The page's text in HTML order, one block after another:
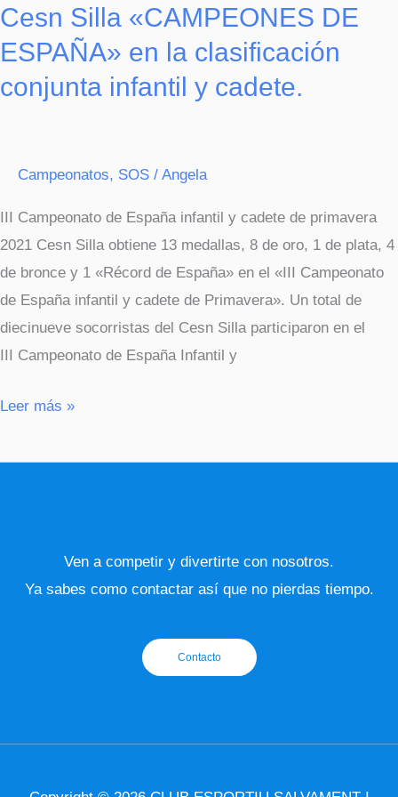
Cesn Silla «CAMPEONES DE
ESPAÑA» en la clasificación
conjunta infantil y cadete.
Campeonatos, SOS / Angela
III Campeonato de España infantil y cadete de primavera
2021 Cesn Silla obtiene 13 medallas, 8 de oro, 1 de plata, 4
de bronce y 1 «Récord de España» en el «III Campeonato
de España infantil y cadete de Primavera». Un total de
diecinueve socorristas del Cesn Silla participaron en el
III Campeonato de España Infantil y
Leer más »
Ven a competir y divertirte con nosotros.
Ya sabes como contactar así que no pierdas tiempo.
Contacto